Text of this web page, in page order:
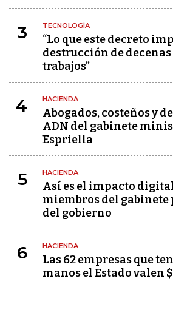
3 TECNOLOGÍA
“Lo que este decreto
destrucción de
trabajos”
4 HACIENDA
Abogados, costeños y
ADN del gabinete
Espriella
5 HACIENDA
Así es el impacto
miembros del
del gobierno
6 HACIENDA
Las 62 empresas que
manos el Estado valen